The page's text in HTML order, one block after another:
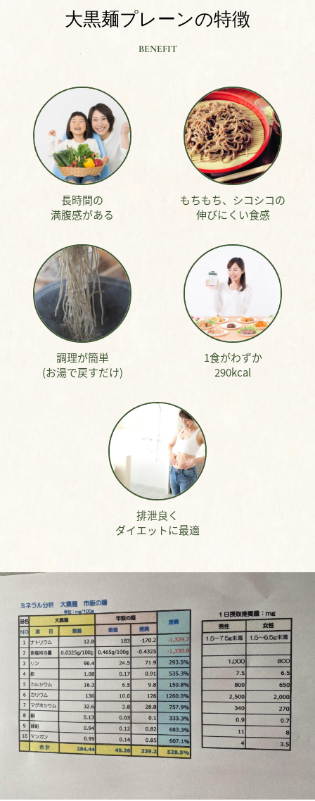
大黒麺プレーンの特徴
BENEFIT
長時間の
満腹感がある
もちもち、シコシコの
伸びにくい食感
調理が簡単
(お湯で戻すだけ)
1食がわずか
290kcal
排泄良く
ダイエットに最適